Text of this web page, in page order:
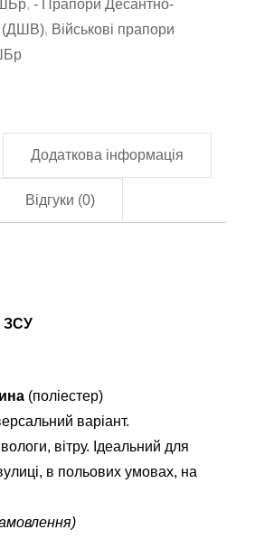
, - Прапори Десантно-
(ДШВ), Військові прапори
Додаткова інформація
Відгуки (0)
ЗСУ
(поліестер)
варіант.
вітру. Ідеальний для
в польових умовах, на